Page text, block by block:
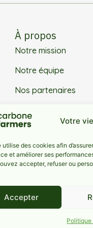
Votre
utilise des cookies afin
et améliorer ses
accepter, refuser ou
Accepter
À propos
Notre mission
Notre équipe
Nos partenaires